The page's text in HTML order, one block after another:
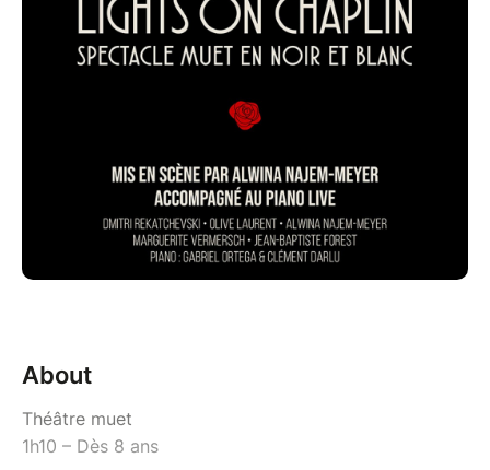
About
Théâtre muet
1h10 – Dès 8 ans